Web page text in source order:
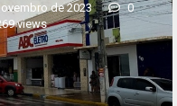
de 2023
0
views